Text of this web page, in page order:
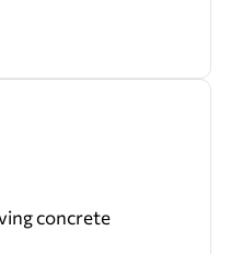
concrete